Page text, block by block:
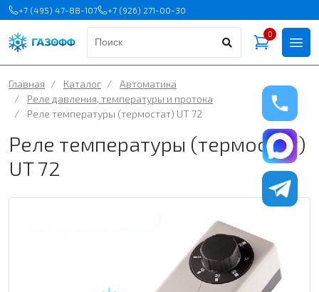
+7 (495) 47-88-107 +7 (926) 271-00-30
0
Главная / Каталог /
Автоматика
/
Реле давления, температуры и протока
/
Реле температуры (термостат) UT 72
Реле температуры (термостат)
UT 72